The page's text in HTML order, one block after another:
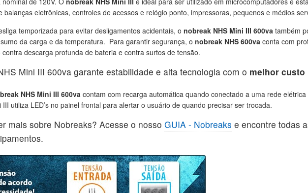
balanças eletrônicas, controles de acessos e relógio ponto, impressoras, pequenos e médios
temporizada para evitar desligamentos acidentais, onobreak NHS Mini III 600va também
da carga e da temperatura. Para garantir segurança, onobreak NHS 600va conta com
descarga profunda de bateria e contra surtos de tensão.
Mini III 600va garante estabilidade e alta tecnologia com o melhor
NHS Mini III 600vacontam com recarga automática quando conectado a uma rede
III utiliza LED’s no painel frontal para alertar o usuário de quando precisar ser trocada.
mais sobre Nobreaks? Acesse o nossoGUIA - Nobreaks e encontre todas